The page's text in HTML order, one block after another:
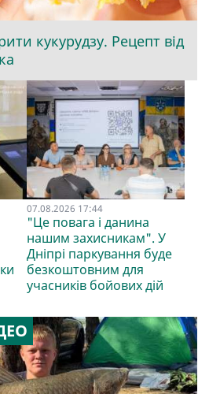
кукурудзу. Рецепт від
07.08.2026 17:44
"Це повага і данина
нашим захисникам". У
Дніпрі паркування буде
безкоштовним для
учасників бойових дій